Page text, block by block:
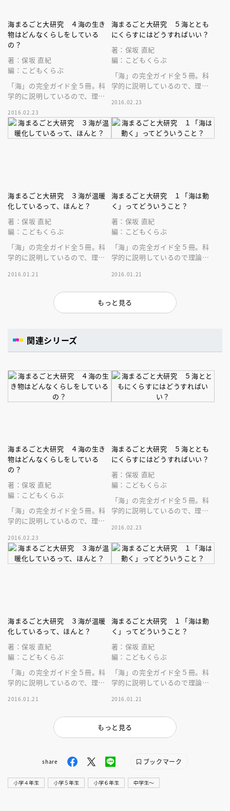
海まるごと大研究 ４海の生き
物はどんなくらしをしている
の？
著：保坂 直紀
編：こどもくらぶ
「海」の完全ガイド全５冊。科
学的に説明しているので、理論
もの」。イルカ、マグロ、サン
ゴ礁の生態
2016.02.23
海まるごと大研究 ５海ととも
にくらすにはどうすればいい？
著：保坂 直紀
編：こどもくらぶ
「海」の完全ガイド全５冊。科
学的に説明しているので、理論
くらし」。津波、地震、海の汚
染など
2016.02.23
海まるごと大研究 ３海が温暖
化しているって、ほんと？
著：保坂 直紀
編：こどもくらぶ
「海」の完全ガイド全５冊。科
学的に説明しているので、理論
変動」。地球温暖化や海の酸性
2016.01.21
海まるごと大研究 １「海は動
く」ってどういうこと？
著：保坂 直紀
編：こどもくらぶ
「海」の完全ガイド全５冊。科
学的に説明しているので理論か
て生まれるの？１巻のテーマは
2016.01.21
もっと見る
関連シリーズ
海まるごと大研究 ４海の生き
物はどんなくらしをしている
の？
著：保坂 直紀
編：こどもくらぶ
「海」の完全ガイド全５冊。科
学的に説明しているので、理論
もの」。イルカ、マグロ、サン
ゴ礁の生態
2016.02.23
海まるごと大研究 ５海ととも
にくらすにはどうすればいい？
著：保坂 直紀
編：こどもくらぶ
「海」の完全ガイド全５冊。科
学的に説明しているので、理論
くらし」。津波、地震、海の汚
染など
2016.02.23
海まるごと大研究 ３海が温暖
化しているって、ほんと？
著：保坂 直紀
編：こどもくらぶ
「海」の完全ガイド全５冊。科
学的に説明しているので、理論
変動」。地球温暖化や海の酸性
2016.01.21
海まるごと大研究 １「海は動
く」ってどういうこと？
著：保坂 直紀
編：こどもくらぶ
「海」の完全ガイド全５冊。科
学的に説明しているので理論か
て生まれるの？１巻のテーマは
2016.01.21
もっと見る
share ブックマーク
小学４年生 小学５年生 小学６年生 中学生〜